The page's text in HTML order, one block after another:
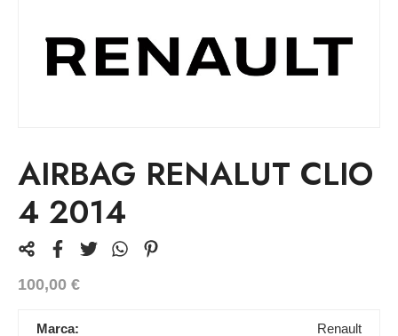
AIRBAG RENALUT CLIO
4 2014
100,00 €
Marca: Renault